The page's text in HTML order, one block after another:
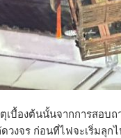
เบื้องต้นนั้นจากการสอบ
วงจร ก่อนที่ไฟจะเริ่มลุก